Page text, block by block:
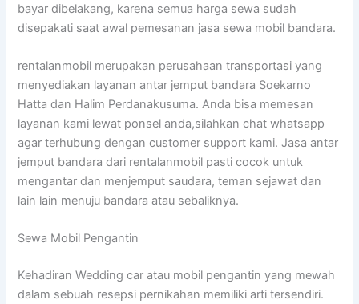
bayar dibelakang, karena semua harga sewa sudah
disepakati saat awal pemesanan jasa sewa mobil bandara.
rentalanmobil merupakan perusahaan transportasi yang
menyediakan layanan antar jemput bandara Soekarno
Hatta dan Halim Perdanakusuma. Anda bisa memesan
layanan kami lewat ponsel anda,silahkan chat whatsapp
agar terhubung dengan customer support kami. Jasa antar
jemput bandara dari rentalanmobil pasti cocok untuk
mengantar dan menjemput saudara, teman sejawat dan
lain lain menuju bandara atau sebaliknya.
Sewa Mobil Pengantin
Kehadiran Wedding car atau mobil pengantin yang mewah
dalam sebuah resepsi pernikahan memiliki arti tersendiri.